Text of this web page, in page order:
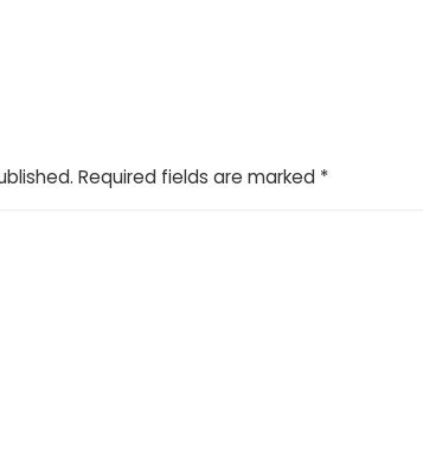
Required fields are marked *